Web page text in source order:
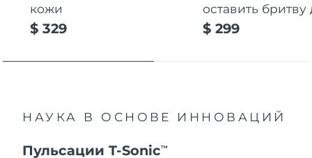
кожи
$ 329
оставить бритву
$ 299
НАУКА В ОСНОВЕ ИННОВАЦИЙ
Пульсации T-SonicTM